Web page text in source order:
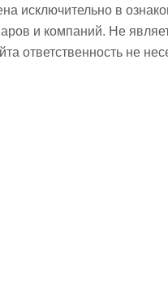
исключительно в
и компаний. Не
ответственность не